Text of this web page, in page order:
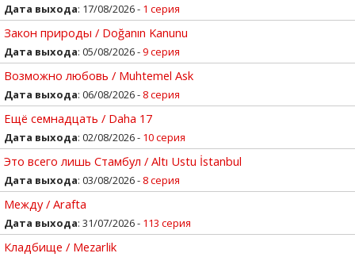
Дата выхода: 17/08/2026 - 1 серия
Закон природы / Doğanın Kanunu
Дата выхода: 05/08/2026 -9 серия
Возможно любовь / Muhtemel Ask
Дата выхода: 06/08/2026 - 8 серия
Ещё семнадцать / Daha 17
Дата выхода: 02/08/2026 - 10 серия
Это всего лишь Стамбул / Altı Ustu İstanbul
Дата выхода: 03/08/2026 - 8 серия
Между / Arafta
Дата выхода: 31/07/2026 - 113 серия
Кладбище / Mezarlik